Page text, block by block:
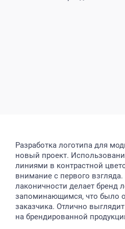
Разработка логотипа для
новый проект.
линиями в контрастной
внимание с первого взгляда.
лаконичности делает бренд
запоминающимся, что было
заказчика. Отлично
на брендированной